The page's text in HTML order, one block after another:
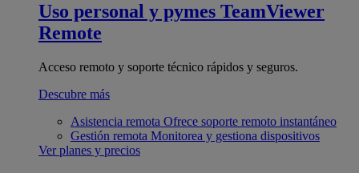
Uso personal y pymes TeamViewer
Remote
Acceso remoto y soporte técnico rápidos y seguros.
Descubre más
Asistencia remota Ofrece soporte remoto instantáneo
Gestión remota Monitorea y gestiona dispositivos
Ver planes y precios